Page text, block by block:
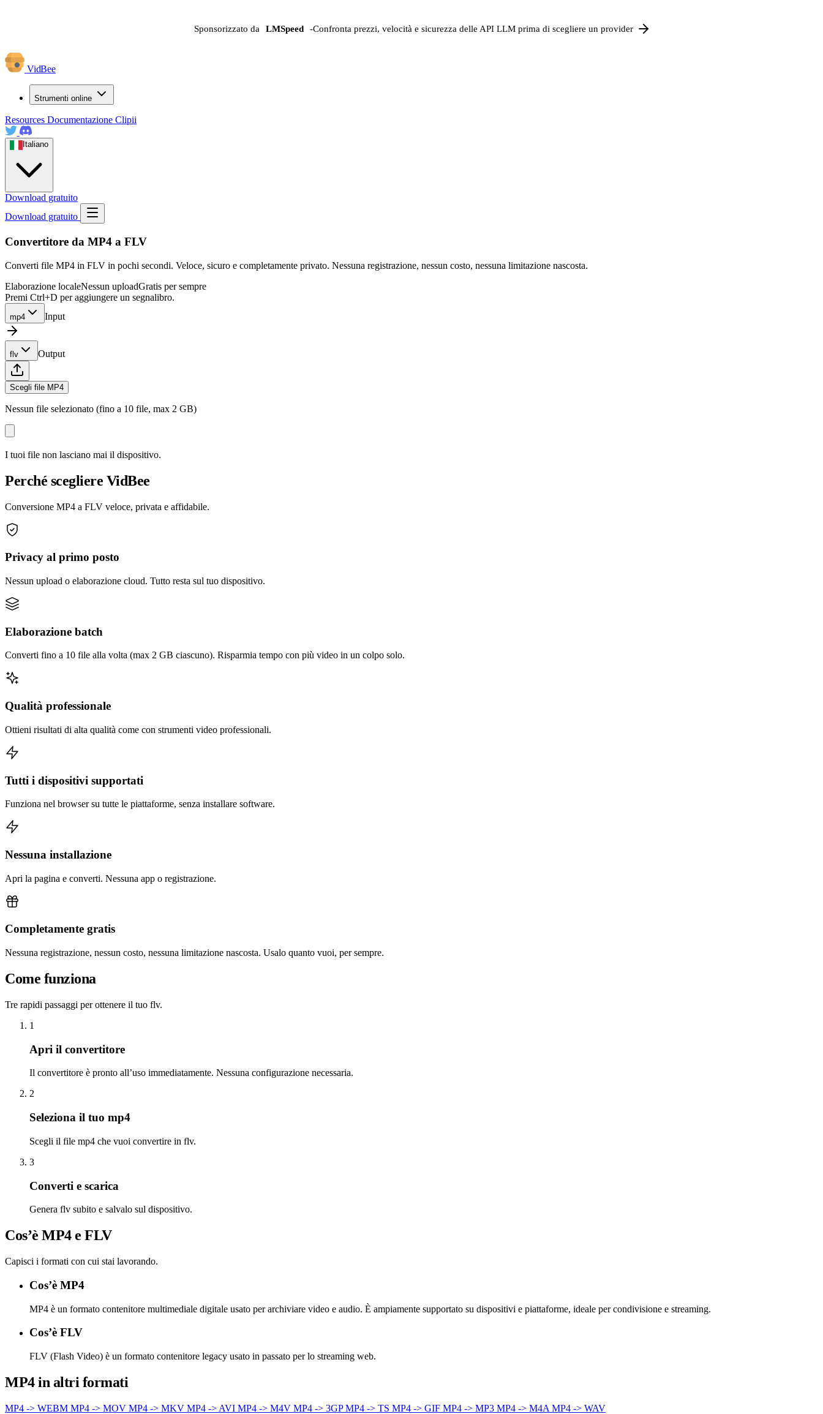
Sponsorizzato da LMSpeed -Confronta prezzi, velocità e sicurezza delle API LLM prima di scegliere un provider
VidBee
Strumenti online
Resources Documentazione Clipii
Italiano
Download gratuito
Download gratuito
Convertitore da MP4 a FLV
Converti file MP4 in FLV in pochi secondi. Veloce, sicuro e completamente privato. Nessuna registrazione, nessun costo, nessuna limitazione nascosta.
Elaborazione localeNessun uploadGratis per sempre
Premi Ctrl+D per aggiungere un segnalibro.
mp4 Input
flv Output
Scegli file MP4
Nessun file selezionato (fino a 10 file, max 2 GB)
I tuoi file non lasciano mai il dispositivo.
Perché scegliere VidBee
Conversione MP4 a FLV veloce, privata e affidabile.
Privacy al primo posto
Nessun upload o elaborazione cloud. Tutto resta sul tuo dispositivo.
Elaborazione batch
Converti fino a 10 file alla volta (max 2 GB ciascuno). Risparmia tempo con più video in un colpo solo.
Qualità professionale
Ottieni risultati di alta qualità come con strumenti video professionali.
Tutti i dispositivi supportati
Funziona nel browser su tutte le piattaforme, senza installare software.
Nessuna installazione
Apri la pagina e converti. Nessuna app o registrazione.
Completamente gratis
Nessuna registrazione, nessun costo, nessuna limitazione nascosta. Usalo quanto vuoi, per sempre.
Come funziona
Tre rapidi passaggi per ottenere il tuo flv.
1
Apri il convertitore
Il convertitore è pronto all’uso immediatamente. Nessuna configurazione necessaria.
2
Seleziona il tuo mp4
Scegli il file mp4 che vuoi convertire in flv.
3
Converti e scarica
Genera flv subito e salvalo sul dispositivo.
Cos’è MP4 e FLV
Capisci i formati con cui stai lavorando.
Cos’è MP4
MP4 è un formato contenitore multimediale digitale usato per archiviare video e audio. È ampiamente supportato su dispositivi e piattaforme, ideale per condivisione e streaming.
Cos’è FLV
FLV (Flash Video) è un formato contenitore legacy usato in passato per lo streaming web.
MP4 in altri formati
MP4 -> WEBM MP4 -> MOV MP4 -> MKV MP4 -> AVI MP4 -> M4V MP4 -> 3GPMP4 -> TS MP4 -> GIF MP4 -> MP3 MP4 -> M4A MP4 -> WAV